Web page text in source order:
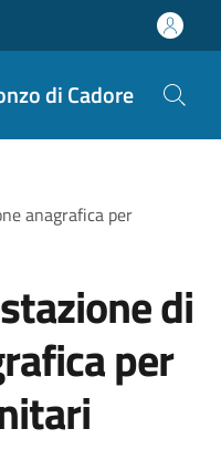
di Cadore
anagrafica per
di
per